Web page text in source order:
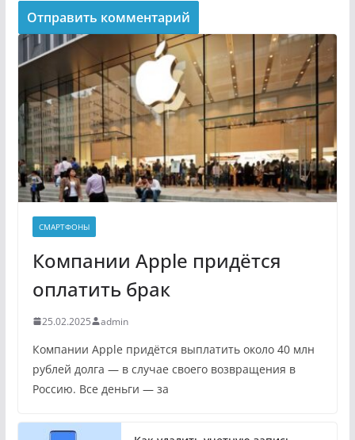
СМАРТФОНЫ
Компании Apple придётся
оплатить брак
25.02.2025 admin
Компании Apple придётся выплатить около 40 млн
рублей долга — в случае своего возвращения в
Россию. Все деньги — за